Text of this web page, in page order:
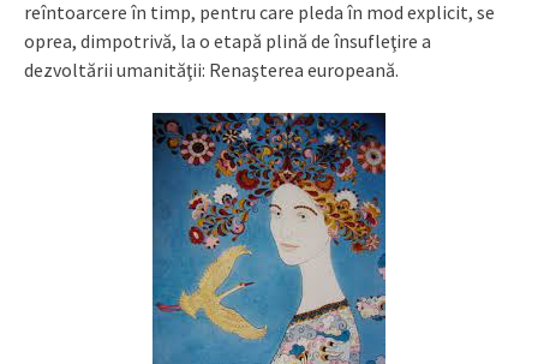
reîntoarcere în timp, pentru care pleda în mod explicit, se
oprea, dimpotrivă, la o etapă plină de însufleţire a
dezvoltării umanităţii: Renaşterea europeană.